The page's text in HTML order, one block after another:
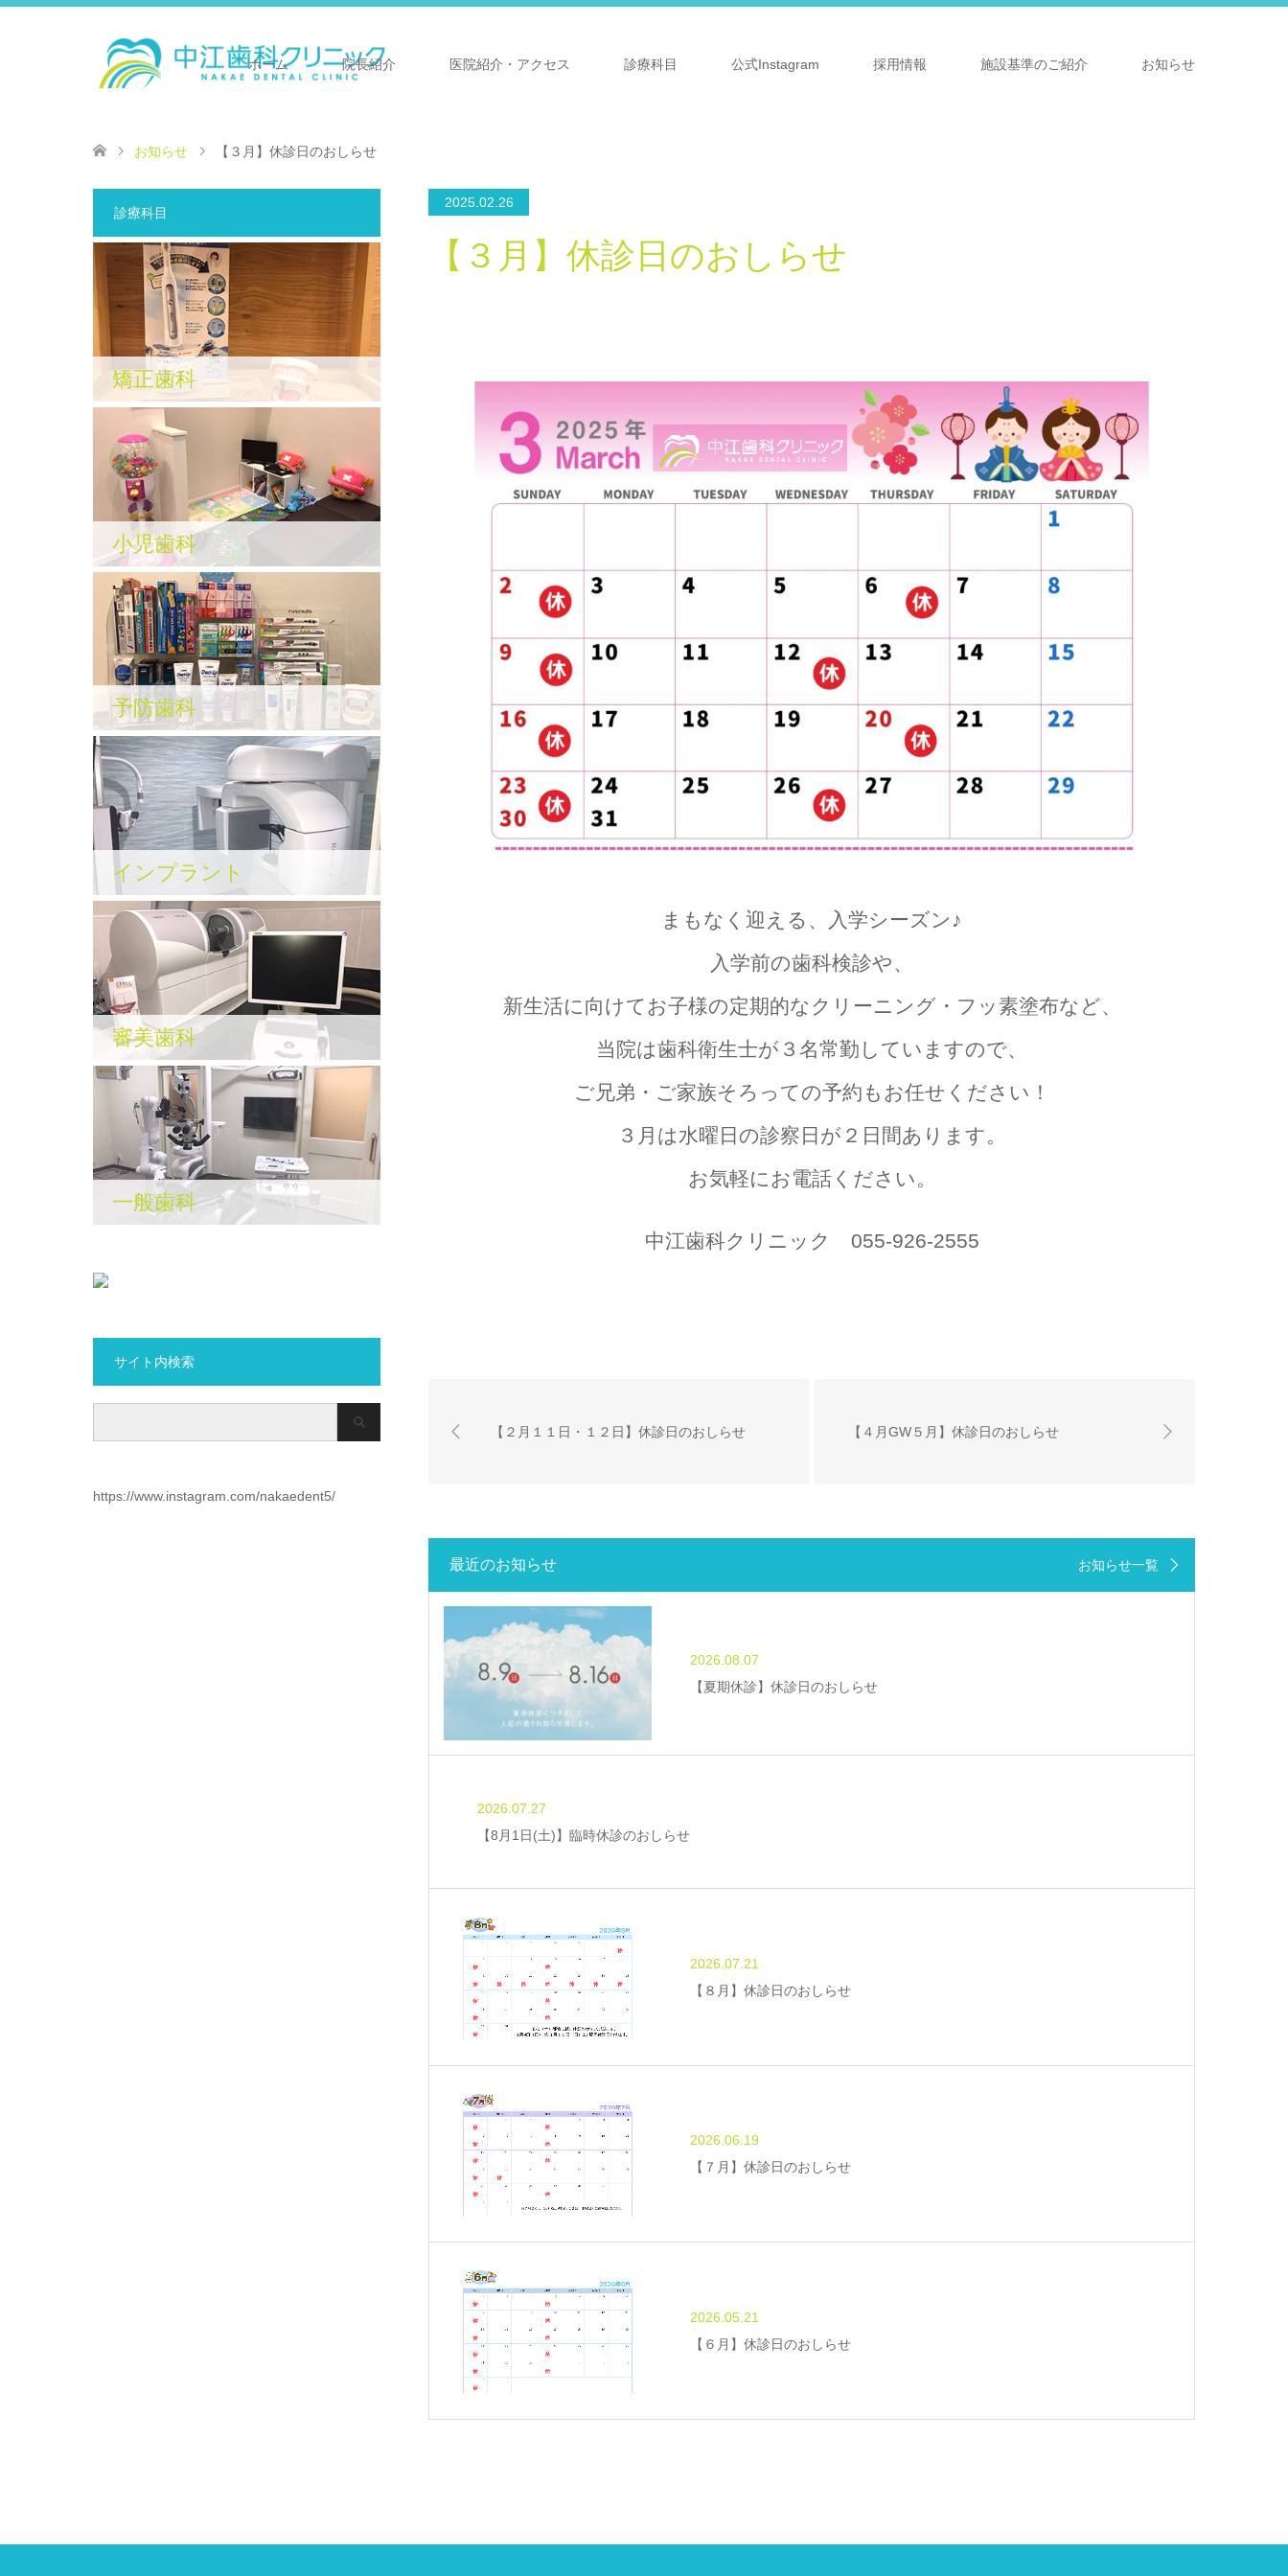
ホーム 院長紹介 医院紹介・アクセス 診療科目 公式Instagram 採用情報 施設基準のご紹介 お知らせ
お知らせ 【３月】休診日のおしらせ
2025.02.26
【３月】休診日のおしらせ
まもなく迎える、入学シーズン♪
入学前の歯科検診や、
新生活に向けてお子様の定期的なクリーニング・フッ素塗布など、
当院は歯科衛生士が３名常勤していますので、
ご兄弟・ご家族そろっての予約もお任せください！
３月は水曜日の診察日が２日間あります。
お気軽にお電話ください。
中江歯科クリニック 055-926-2555
【２月１１日・１２日】休診日のおしらせ 【４月GW５月】休診日のおしらせ
最近のお知らせ お知らせ一覧
2026.08.07
【夏期休診】休診日のおしらせ
2026.07.27
【8月1日(土)】臨時休診のおしらせ
2026.07.21
【８月】休診日のおしらせ
2026.06.19
【７月】休診日のおしらせ
2026.05.21
【６月】休診日のおしらせ
診療科目
矯正歯科
小児歯科
予防歯科
インプラント
審美歯科
一般歯科
サイト内検索
https://www.instagram.com/nakaedent5/